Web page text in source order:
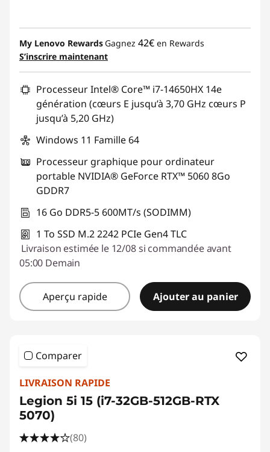
My Lenovo Rewards Gagnez 42€ en Rewards
S’inscrire maintenant
Processeur Intel® Core™ i7-14650HX 14e
génération (cœurs E jusqu’à 3,70 GHz cœurs P
jusqu’à 5,20 GHz)
Windows 11 Famille 64
Processeur graphique pour ordinateur
portable NVIDIA® GeForce RTX™ 5060 8Go
GDDR7
16 Go DDR5-5 600MT/s (SODIMM)
1 To SSD M.2 2242 PCIe Gen4 TLC
Livraison estimée le 12/08 si commandée avant
05:00 Demain
Aperçu rapide Ajouter au panier
Comparer
LIVRAISON RAPIDE
Legion 5i 15 (i7-32GB-512GB-RTX
5070)
(80)